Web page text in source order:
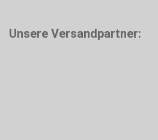
Unsere Versandpartner: